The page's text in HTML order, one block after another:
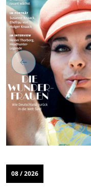
08 / 2026